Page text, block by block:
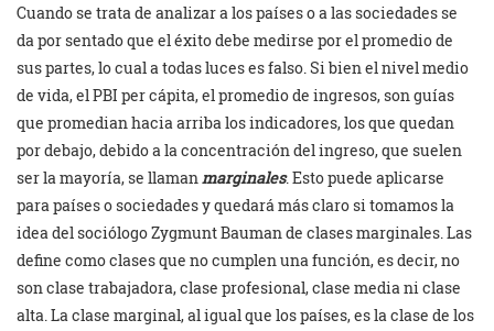
Cuando se trata de analizar a los países o a las sociedades se
da por sentado que el éxito debe medirse por el promedio de
sus partes, lo cual a todas luces es falso. Si bien el nivel medio
de vida, el PBI per cápita, el promedio de ingresos, son guías
que promedian hacia arriba los indicadores, los que quedan
por debajo, debido a la concentración del ingreso, que suelen
ser la mayoría, se llamanmarginales. Esto puede aplicarse
para países o sociedades y quedará más claro si tomamos la
idea del sociólogo Zygmunt Bauman de clases marginales. Las
define como clases que no cumplen una función, es decir, no
son clase trabajadora, clase profesional, clase media ni clase
alta. La clase marginal, al igual que los países, es la clase de los